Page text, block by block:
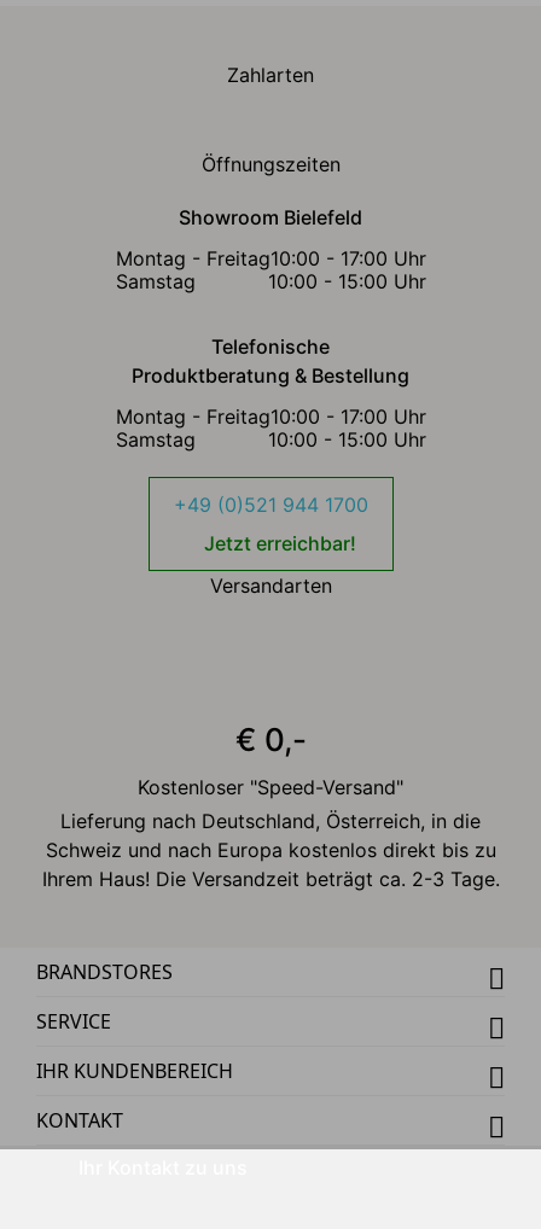
Zahlarten
Öffnungszeiten
Showroom Bielefeld
Montag - Freitag10:00 - 17:00 Uhr
Samstag
10:00 - 15:00 Uhr
Telefonische
Produktberatung & Bestellung
Montag - Freitag10:00 - 17:00 Uhr
Samstag
10:00 - 15:00 Uhr
+49 (0)521 944 1700
Jetzt erreichbar!
Versandarten
€ 0,-
Kostenloser "Speed-Versand"
Lieferung nach Deutschland, Österreich, in die
Schweiz und nach Europa kostenlos direkt bis zu
Ihrem Haus! Die Versandzeit beträgt ca. 2-3 Tage.
BRANDSTORES
SERVICE
IHR KUNDENBEREICH
KONTAKT